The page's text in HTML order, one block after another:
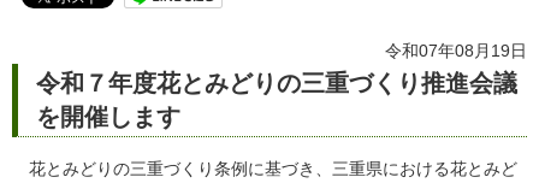
令和07年08月19日
令和７年度花とみどりの三重づくり推進会議
を開催します
花とみどりの三重づくり条例に基づき、三重県における花とみど